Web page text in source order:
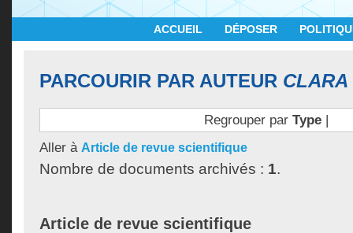
ACCUEIL DÉPOSER
PARCOURIR PAR AUTEUR CLARA
Regrouper par Type|
Aller à Article de revue scientifique
Nombre de documents archivés : 1.
Article de revue scientifique